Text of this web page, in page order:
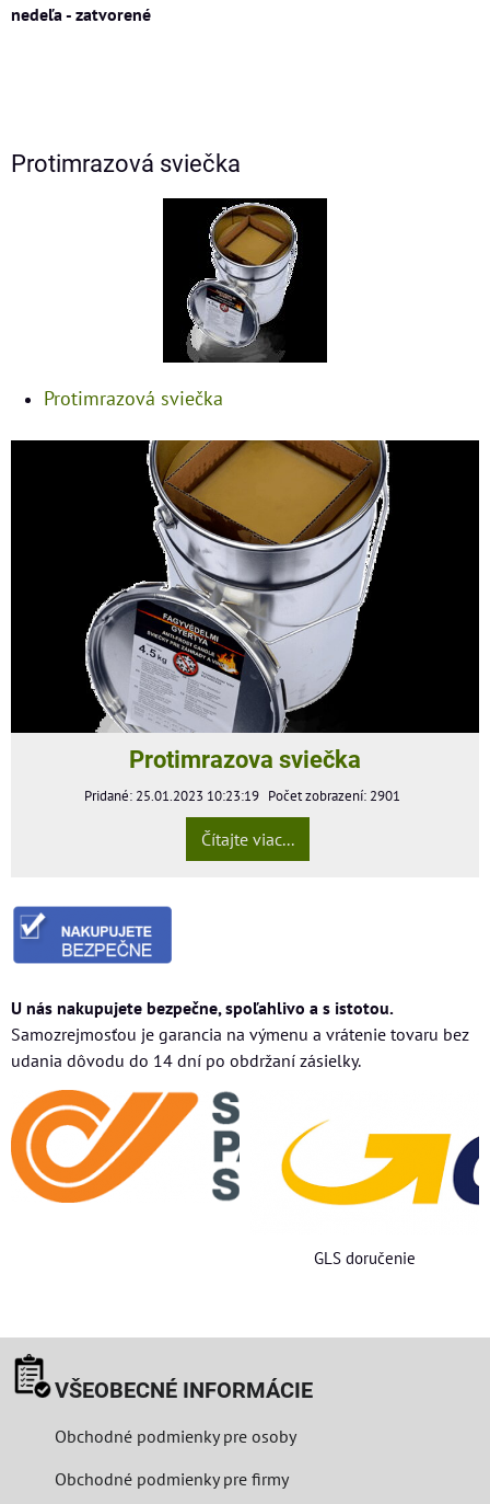
nedeľa - zatvorené
Protimrazová sviečka
Protimrazová sviečka
Protimrazova sviečka
Pridané: 25.01.2023 10:23:19 Počet zobrazení: 2901
Čítajte viac...
U nás nakupujete bezpečne, spoľahlivo a s istotou.
Samozrejmosťou je garancia na výmenu a vrátenie tovaru bez
udania dôvodu do 14 dní po obdržaní zásielky.
GLS doručenie
VŠEOBECNÉ INFORMÁCIE
Obchodné podmienky pre osoby
Obchodné podmienky pre firmy